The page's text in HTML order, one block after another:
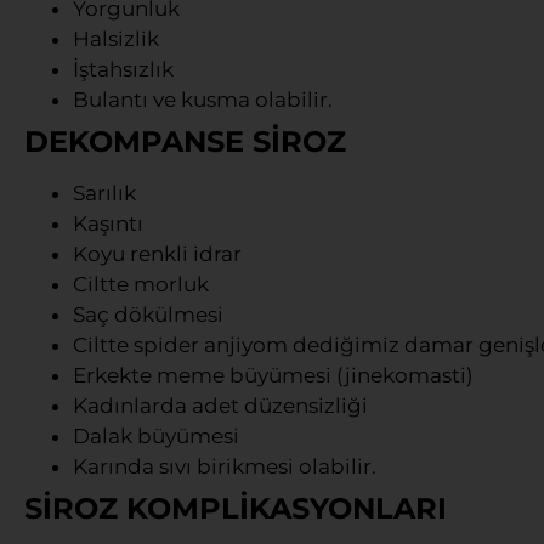
Yorgunluk
Halsizlik
İştahsızlık
Bulantı ve kusma olabilir.
DEKOMPANSE SİROZ
Sarılık
Kaşıntı
Koyu renkli idrar
Ciltte morluk
Saç dökülmesi
Ciltte spider anjiyom dediğimiz damar
Erkekte meme büyümesi (jinekomasti)
Kadınlarda adet düzensizliği
Dalak büyümesi
Karında sıvı birikmesi olabilir.
SİROZ KOMPLİKASYONLARI